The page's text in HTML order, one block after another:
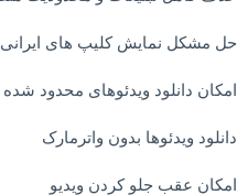
حل مشکل نمایش کلیپ های ایرانی
امکان دانلود ویدئوهای محدود شده
دانلود ویدئوها بدون واترمارک
امکان عقب جلو کردن ویدیو